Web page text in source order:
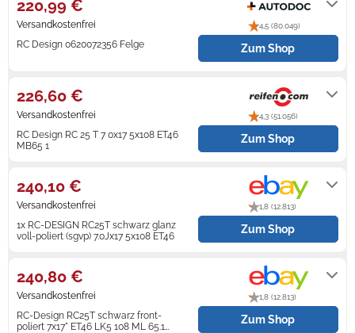
Zündkerzen
Navi Taschen
Navigationsgeräte
Winterreifen
RC Design 0620072356 Felge
4,5 (80.049)
220,99 €
Versandkostenfrei
Zum Shop
RC Design RC 25 T 7 0x17 5x108 ET46
MB65 1
4,3 (51.056)
226,60 €
Versandkostenfrei
Zum Shop
1x RC-DESIGN RC25T schwarz glanz
voll-poliert (sgvp) 7.0Jx17 5x108 ET46
1,8 (12.813)
240,10 €
Versandkostenfrei
Zum Shop
RC-Design RC25T schwarz front-
poliert 7x17" ET46 LK5 108 ML 65.1
1,8 (12.813)
240,80 €
Versandkostenfrei
Zum Shop